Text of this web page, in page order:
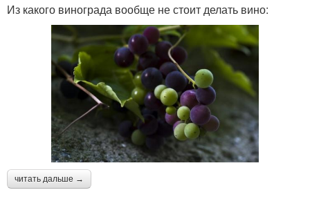
Из какого винограда вообще не стоит делать вино:
читать дальше →